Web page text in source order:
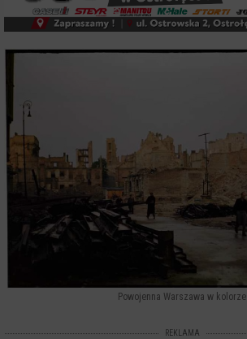
Powojenna Warszawa w kolorze
REKLAMA